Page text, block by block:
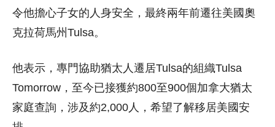
令他擔心子女的人身安全，最終兩年前遷往美國奧
克拉荷馬州Tulsa。
他表示，專門協助猶太人遷居Tulsa的組織Tulsa
Tomorrow，至今已接獲約800至900個加拿大猶太
家庭查詢，涉及約2,000人，希望了解移居美國安